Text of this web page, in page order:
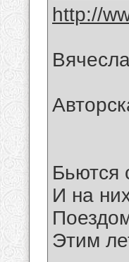
http://
Бьются
И на
Этим